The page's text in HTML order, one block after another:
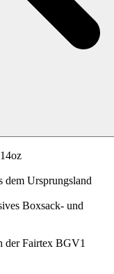
dem Ursprungsland
Boxsack- und
der Fairtex BGV1